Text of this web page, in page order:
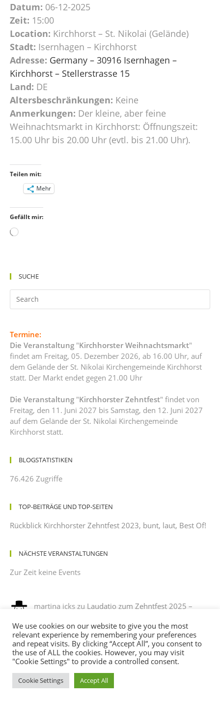
Datum: 06-12-2025
Zeit: 15:00
Location: Kirchhorst – St. Nikolai (Gelände)
Stadt: Isernhagen – Kirchhorst
Adresse: Germany – 30916 Isernhagen –
Kirchhorst – Stellerstrasse 15
Land: DE
Altersbeschränkungen: Keine
Anmerkungen: Der kleine, aber feine
Weihnachtsmarkt in Kirchhorst: Öffnungszeit:
15.00 Uhr bis 20.00 Uhr (evtl. bis 21.00 Uhr).
Teilen mit:
Mehr
Gefällt mir:
Wird
SUCHE
Termine:
Die Veranstaltung "Kirchhorster Weihnachtsmarkt"
findet am Freitag, 05. Dezember 2026, ab 16.00 Uhr, auf
dem Gelände der St. Nikolai Kirchengemeinde Kirchhorst
statt. Der Markt endet gegen 21.00 Uhr
Die Veranstaltung "Kirchhorster Zehntfest" findet von
Freitag, den 11. Juni 2027 bis Samstag, den 12. Juni 2027
auf dem Gelände der St. Nikolai Kirchengemeinde
Kirchhorst statt.
BLOGSTATISTIKEN
76.426 Zugriffe
TOP-BEITRÄGE UND TOP-SEITEN
Rückblick Kirchhorster Zehntfest 2023, bunt, laut, Best Of!
NÄCHSTE VERANSTALTUNGEN
Zur Zeit keine Events
martina ickszu Laudatio zum Zehntfest 2025 –
leichtem Sonnenbrand
12/08/2025
es war ein phantastisches fest , es hat sehr viel spaß
gemacht, mit verkleidung noch mehr spaß. ich habe sehr…
Andreaszu Programm des Kirchhorster Zehntfestes
We use cookies on our website to give you the most
relevant experience by remembering your preferences
and repeat visits. By clicking “Accept All”, you consent to
the use of ALL the cookies. However, you may visit
"Cookie Settings" to provide a controlled consent.
Cookie Settings Accept All